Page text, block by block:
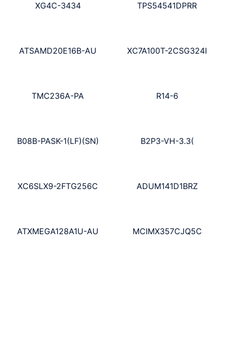
XG4C-3434 TPS54541DPRR
ATSAMD20E16B-AU XC7A100T-2CSG324I
TMC236A-PA R14-6
B08B-PASK-1(LF)(SN) B2P3-VH-3.3(
XC6SLX9-2FTG256C ADUM141D1BRZ
ATXMEGA128A1U-AU MCIMX357CJQ5C